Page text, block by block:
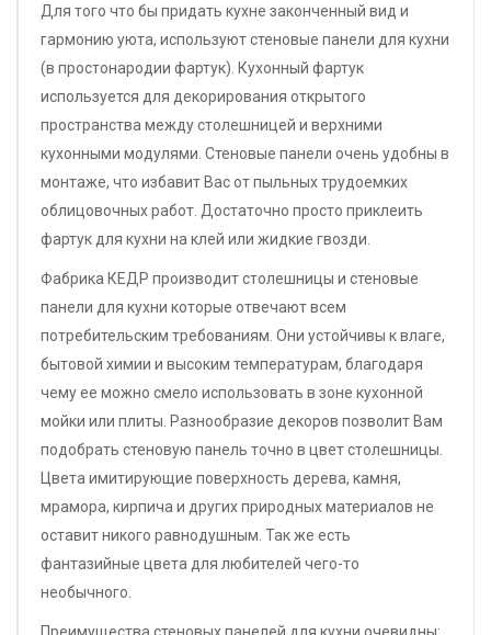
Для того что бы придать кухне законченный вид и
гармонию уюта, используют стеновые панели для кухни
(в простонародии фартук). Кухонный фартук
используется для декорирования открытого
пространства между столешницей и верхними
кухонными модулями. Стеновые панели очень удобны в
монтаже, что избавит Вас от пыльных трудоемких
облицовочных работ. Достаточно просто приклеить
фартук для кухни на клей или жидкие гвозди.
Фабрика КЕДР производит столешницы и стеновые
панели для кухни которые отвечают всем
потребительским требованиям. Они устойчивы к влаге,
бытовой химии и высоким температурам, благодаря
чему ее можно смело использовать в зоне кухонной
мойки или плиты. Разнообразие декоров позволит Вам
подобрать стеновую панель точно в цвет столешницы.
Цвета имитирующие поверхность дерева, камня,
мрамора, кирпича и других природных материалов не
оставит никого равнодушным. Так же есть
фантазийные цвета для любителей чего-то
необычного.
Преимущества стеновых панелей для кухни очевидны: